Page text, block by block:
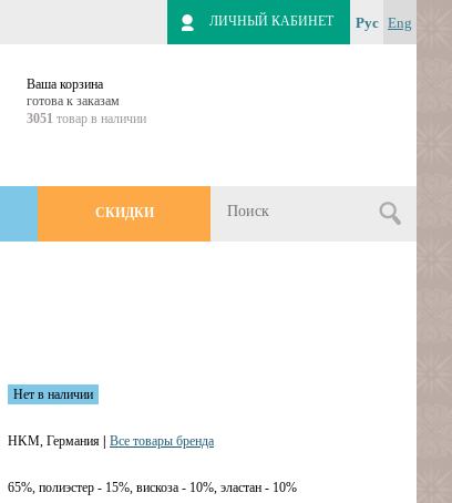
Рус Eng
ЛИЧНЫЙ КАБИНЕТ
Ваша корзина
готова к заказам
3051 товар в наличии
СКИДКИ
Нет в наличии
HKM, Германия| Все товары бренда
65%, полиэстер - 15%, вискоза - 10%, эластан - 10%